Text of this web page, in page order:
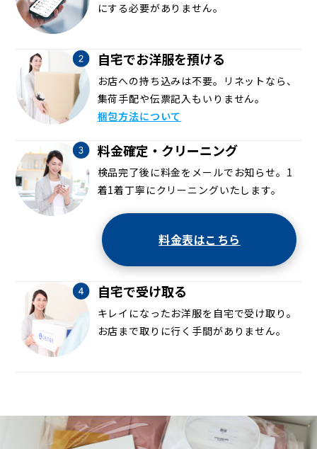
にする必要がありません。
自宅でお洋服を預ける
お店への持ち込みは不要。リネットなら、
集荷手配や伝票記入もいりません。
梱包方法について
料金確定・クリーニング
検品完了後に料金をメールでお知らせ。1
着1着丁寧にクリーニングいたします。
料金表はこちら
自宅で受け取る
キレイになったお洋服を自宅で受け取り。
お店まで取りに行く手間がありません。